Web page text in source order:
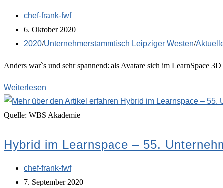
chef-frank-fwf
6. Oktober 2020
2020/Unternehmerstammtisch Leipziger Westen/
Anders war`s und sehr spannend: als Avatare sich im LearnSpace
Weiterlesen
Quelle: WBS Akademie
Hybrid im Learnspace – 55.
chef-frank-fwf
7. September 2020